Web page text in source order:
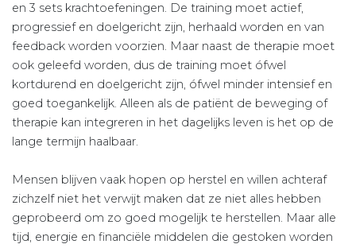
en 3 sets krachtoefeningen. De training moet actief,
progressief en doelgericht zijn, herhaald worden en van
feedback worden voorzien. Maar naast de therapie moet
ook geleefd worden, dus de training moet ófwel
kortdurend en doelgericht zijn, ófwel minder intensief en
goed toegankelijk. Alleen als de patiënt de beweging of
therapie kan integreren in het dagelijks leven is het op de
lange termijn haalbaar.
Mensen blijven vaak hopen op herstel en willen achteraf
zichzelf niet het verwijt maken dat ze niet alles hebben
geprobeerd om zo goed mogelijk te herstellen. Maar alle
tijd, energie en financiële middelen die gestoken worden